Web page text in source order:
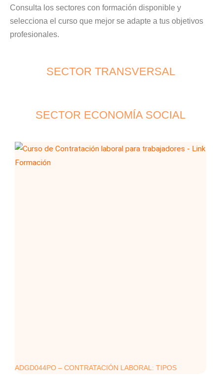
Consulta los sectores con formación disponible y
selecciona el curso que mejor se adapte a tus objetivos
profesionales.
SECTOR TRANSVERSAL
SECTOR ECONOMÍA SOCIAL
ADGD044PO – CONTRATACIÓN LABORAL: TIPOS